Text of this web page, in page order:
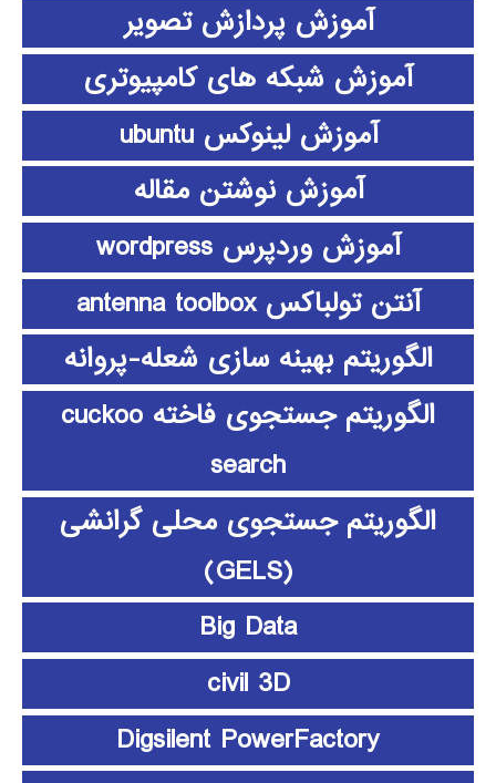
آموزش پردازش تصویر
آموزش شبکه های کامپیوتری
آموزش لینوکس ubuntu
آموزش نوشتن مقاله
آموزش وردپرس wordpress
آنتن تولباکس antenna toolbox
الگوریتم بهینه سازی شعله-پروانه
الگوریتم جستجوی فاخته cuckoo
search
الگوریتم جستجوی محلی گرانشی
(GELS)
Big Data
civil 3D
Digsilent PowerFactory